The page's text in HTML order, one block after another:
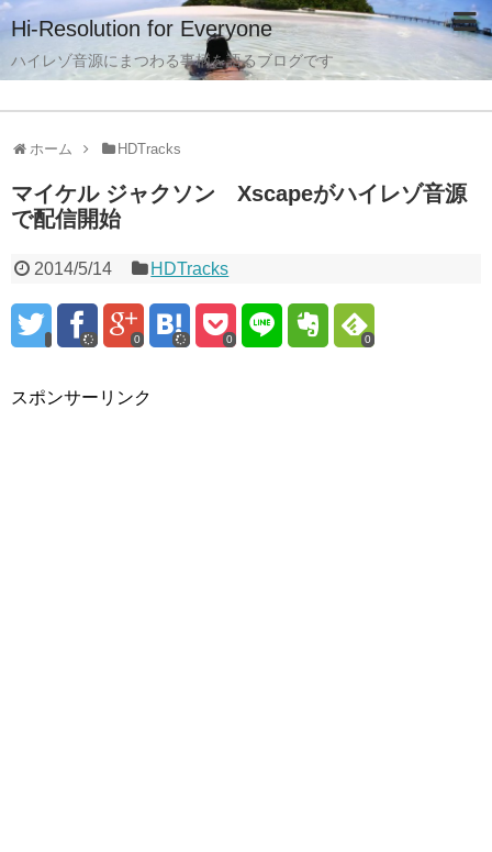
Hi-Resolution for Everyone
ハイレゾ音源にまつわる事柄を語るブログです
ホーム HDTracks
マイケル ジャクソン Xscapeがハイレゾ音源
で配信開始
2014/5/14 HDTracks
0 0 0
スポンサーリンク